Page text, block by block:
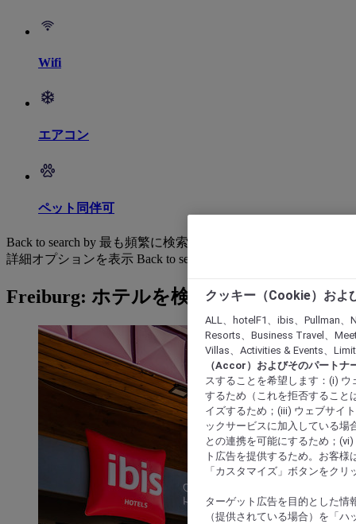
Wifi
エアコン
ペット同伴可
Back to search by 最も頻繁に検索されています
詳細オプションを表示 Back to search by categories
Freiburg: ホテルを検索するクッキー（Cookie）およ
ALL、hotelF1、ibis、Pullman
Resorts、Business Travel、
Villas、Activities & Events、
（Accor）およびそのパートナ
スすることを希望します：(i)
するため（これを拒否すること
イズするため；(iii) ウェブサイ
ックサービスに加入している場
との連携を可能にするため；
ト広告を提供するため。お客
「カスタマイズ」ボタンをク
ターゲット広告を目的とした情
（提供されている場合）を「